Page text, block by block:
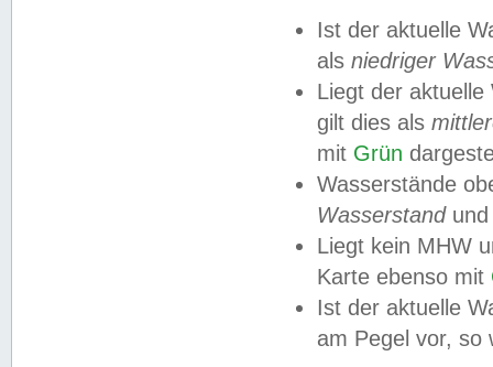
Ist der aktuelle
als niedriger
Liegt der
gilt dies als
mit Grün
Wasserstände
Wasserstandund
Liegt kein MHW
Karte ebenso mit
Ist der aktuelle
am Pegel vor,